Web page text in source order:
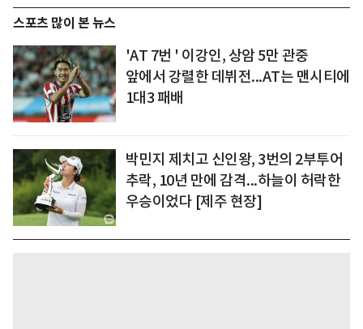
스포츠 많이 본 뉴스
'AT 7번 ' 이강인, 상암 5만 관중
앞에서 강렬한 데뷔전...AT는 맨시티에
1대3 패배
박민지 제치고 신인왕, 3번의 2부투어
추락, 10년 만에 감격...하늘이 허락한
우승이었다 [제주 현장]